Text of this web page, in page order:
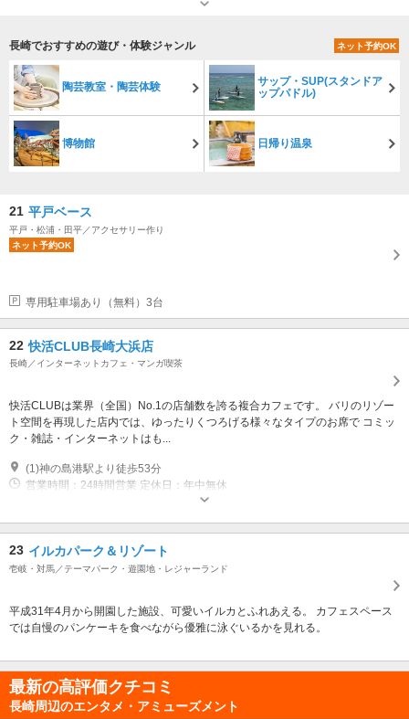
長崎でおすすめの遊び・体験ジャンル ネット予約OK
陶芸教室・陶芸体験
サップ・SUP(スタンドア
ップパドル)
博物館 日帰り温泉
21 平戸ベース
平戸・松浦・田平／アクセサリー作り
ネット予約OK
専用駐車場あり（無料）3台
22 快活CLUB長崎大浜店
長崎／インターネットカフェ・マンガ喫茶
快活CLUBは業界（全国）No.1の店舗数を誇る複合カフェです。 バリのリゾー
ト空間を再現した店内では、ゆったりくつろげる様々なタイプのお席で コミッ
ク・雑誌・インターネットはも...
(1)神の島港駅より徒歩53分
営業時間：24時間営業 定休日：年中無休
23 イルカパーク＆リゾート
壱岐・対馬／テーマパーク・遊園地・レジャーランド
平成31年4月から開園した施設、可愛いイルカとふれあえる。 カフェスペース
では自慢のパンケーキを食べながら優雅に泳ぐいるかを見れる。
最新の高評価クチコミ
長崎周辺のエンタメ・アミューズメント